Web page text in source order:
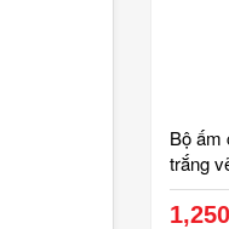
Bộ ấm
trắng